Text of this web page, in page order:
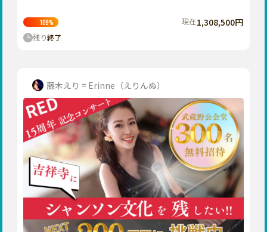
神奈川
福井
山梨
長野
岐阜
静岡
愛知
近畿
三重
109% 現在1,308,500円
残り終了
藤木えり = Erinne（えりんぬ）